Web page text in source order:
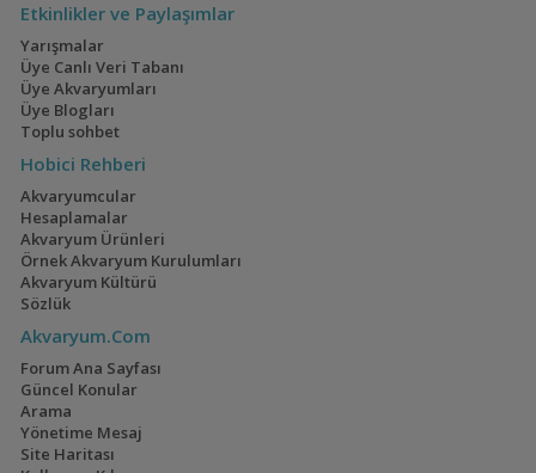
Etkinlikler ve Paylaşımlar
Yarışmalar
Üye Canlı Veri Tabanı
Üye Akvaryumları
Üye Blogları
Toplu sohbet
Hobici Rehberi
Akvaryumcular
Hesaplamalar
Akvaryum Ürünleri
Örnek Akvaryum Kurulumları
Akvaryum Kültürü
Sözlük
Akvaryum.Com
Forum Ana Sayfası
Güncel Konular
Arama
Yönetime Mesaj
Site Haritası